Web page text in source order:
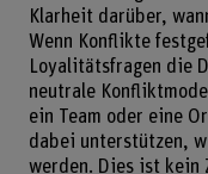
Klarheit darüber,
Wenn Konflikte
Loyalitätsfragen die
neutrale
ein Team oder eine
dabei unterstützen,
werden. Dies ist kein